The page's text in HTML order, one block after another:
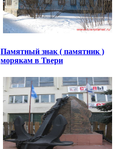
Памятный знак ( памятник )
морякам в Твери